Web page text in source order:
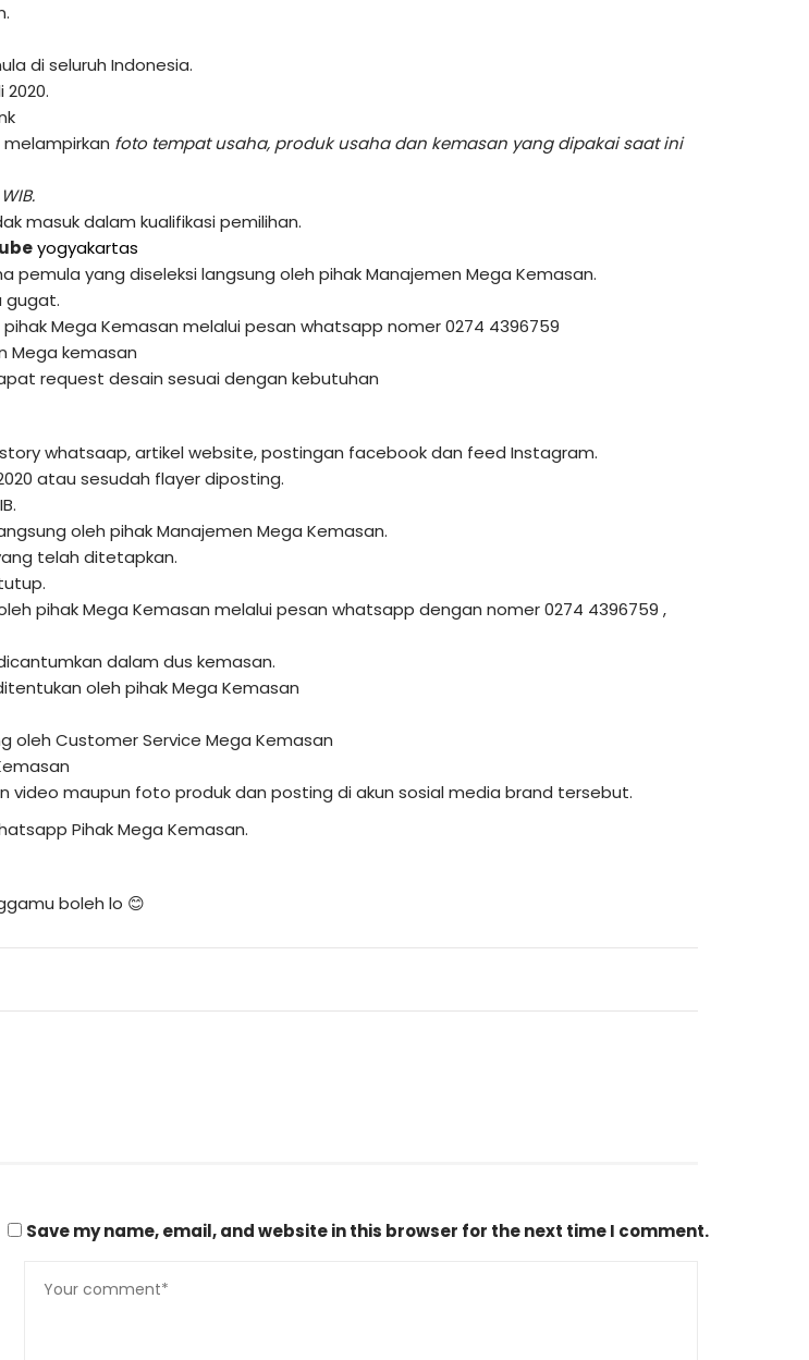
di seluruh Indonesia.
foto tempat usaha, produk usaha dan kemasan yang dipakai saat ini
masuk dalam kualifikasi pemilihan.
yogyakartas
pemula yang diseleksi langsung oleh pihak Manajemen Mega Kemasan.
gugat.
Mega Kemasan melalui pesan whatsapp nomer 0274 4396759
Mega kemasan
request desain sesuai dengan kebutuhan
whatsaap, artikel website, postingan facebook dan feed Instagram.
atau sesudah flayer diposting.
oleh pihak Manajemen Mega Kemasan.
telah ditetapkan.
pihak Mega Kemasan melalui pesan whatsapp dengan nomer 0274 4396759 ,
dalam dus kemasan.
oleh pihak Mega Kemasan
oleh Customer Service Mega Kemasan
video maupun foto produk dan posting di akun sosial media brand tersebut.
Pihak Mega Kemasan.
boleh lo 😊
Save my name, email, and website in this browser for the next time I comment.